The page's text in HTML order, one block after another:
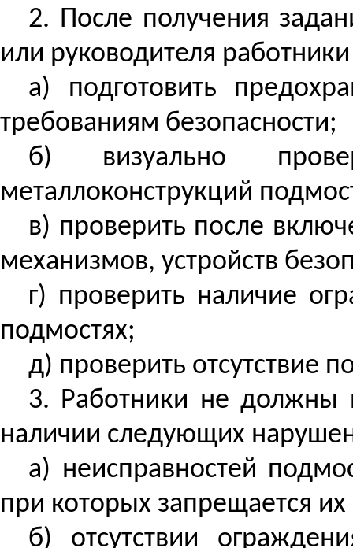
2. После получения
или руководителя
а) подготовить
требованиям безопасности;
б) визуально
металлоконструкций
в) проверить после
механизмов, устройств
г) проверить наличие
подмостях;
д) проверить отсутствие
3. Работники не должны
наличии следующих
а) неисправностей
при которых запрещается их
б) отсутствии